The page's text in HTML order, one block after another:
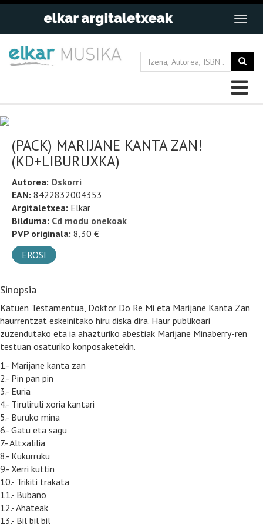
(PACK) MARIJANE KANTA ZAN!
(KD+LIBURUXKA)
Autorea: Oskorri
EAN: 8422832004353
Argitaletxea: Elkar
Bilduma: Cd modu onekoak
PVP originala: 8,30 €
EROSI
Sinopsia
Katuen Testamentua, Doktor Do Re Mi eta Marijane Kanta Zan
haurrentzat eskeinitako hiru diska dira. Haur publikoari
zuzendutako eta ia ahazturiko abestiak Marijane Minaberry-ren
testuan osaturiko konposaketekin.
1.- Marijane kanta zan
2.- Pin pan pin
3.- Euria
4.- Tiruliruli xoria kantari
5.- Buruko mina
6.- Gatu eta sagu
7.- Altxalilia
8.- Kukurruku
9.- Xerri kuttin
10.- Trikiti trakata
11.- Bubaño
12.- Ahateak
13.- Bil bil bil